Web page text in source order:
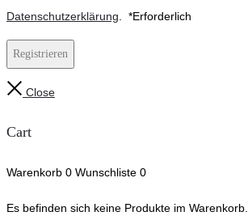
Datenschutzerklärung. *Erforderlich
Registrieren
Close
Cart
Warenkorb 0 Wunschliste 0
Es befinden sich keine Produkte im Warenkorb.